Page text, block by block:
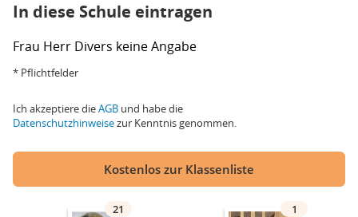
In diese Schule eintragen
Frau Herr Divers keine Angabe
* Pflichtfelder
Ich akzeptiere dieAGB und habe die
Datenschutzhinweisezur Kenntnis genommen.
Kostenlos zur Klassenliste
21 1